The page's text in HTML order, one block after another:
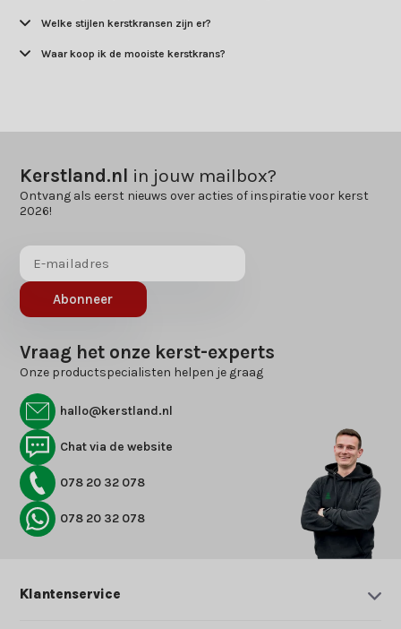
Welke stijlen kerstkransen zijn er?
Waar koop ik de mooiste kerstkrans?
Kerstland.nl in jouw mailbox?
Ontvang als eerst nieuws over acties of inspiratie voor kerst
2026!
Abonneer
Vraag het onze kerst-experts
Onze productspecialisten helpen je graag
hallo@kerstland.nl
Chat via de website
078 20 32 078
078 20 32 078
Klantenservice